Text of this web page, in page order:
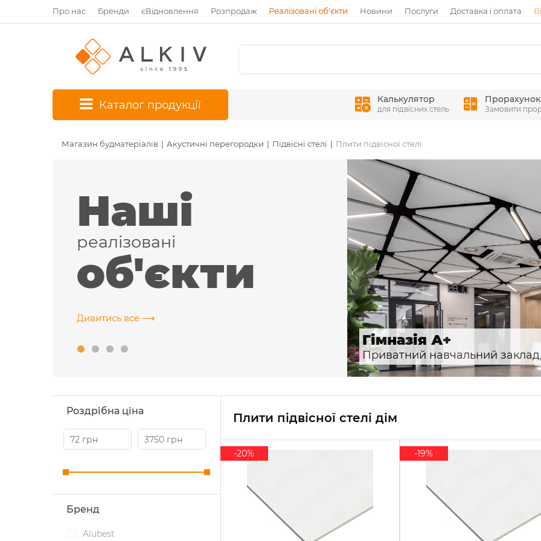
Про нас Бренди єВідновлення Розпродаж Реалізовані об'єкти Новини Послуги Доставка і оплата
Каталог продукції Калькулятор
для підвісних стель
Прорахунок
Замовити
Магазин будматеріалів Акустичні перегородки Підвісні стелі Плити підвісної стелі
Наші
реалізовані
об'єкти
Дивитись все ⟶
ІТ-компанія, м. Харків
Гімназія А+
Приватний навчальний
Роздрібна ціна
Бренд
Alubest
Плити підвісної стелі дім
-20% -19%